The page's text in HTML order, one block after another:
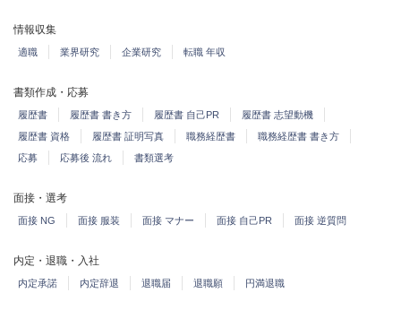
情報収集
適職 業界研究 企業研究 転職 年収
書類作成・応募
履歴書 履歴書 書き方 履歴書 自己PR
履歴書 志望動機
履歴書 資格
履歴書 証明写真 職務経歴書
職務経歴書 書き方
応募
応募後 流れ 書類選考
面接・選考
面接 NG 面接 服装 面接 マナー 面接 自己PR 面接 逆質問
内定・退職・入社
内定承諾 内定辞退 退職届 退職願 円満退職